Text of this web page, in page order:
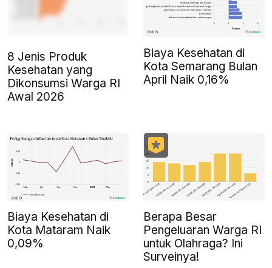
8 Jenis Produk
Kesehatan yang
Dikonsumsi Warga RI
Awal 2026
Biaya Kesehatan di
Kota Semarang Bulan
April Naik 0,16%
Biaya Kesehatan di
Kota Mataram Naik
0,09%
Berapa Besar
Pengeluaran Warga RI
untuk Olahraga? Ini
Surveinya!